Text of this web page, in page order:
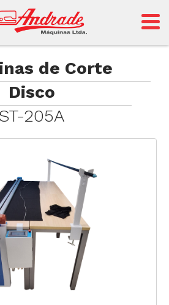
de Corte
Disco
ST-205A